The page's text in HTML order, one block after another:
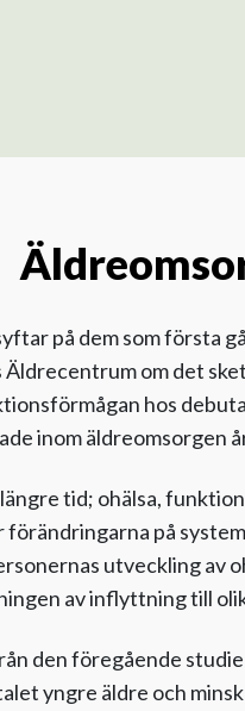
på dem som första
Äldrecentrum om det
hos
inom äldreomsorgen
tid; ohälsa,
förändringarna på
utveckling
av inflyttning till
den föregående
yngre äldre och